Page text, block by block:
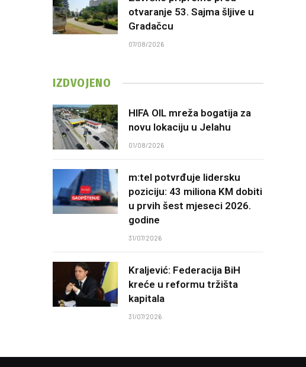
otvaranje 53. Sajma šljive u
Gradačcu
07/08/2026
IZDVOJENO
HIFA OIL mreža bogatija za
novu lokaciju u Jelahu
01/08/2026
m:tel potvrđuje lidersku
poziciju: 43 miliona KM dobiti
u prvih šest mjeseci 2026.
godine
31/07/2026
Kraljević: Federacija BiH
kreće u reformu tržišta
kapitala
31/07/2026